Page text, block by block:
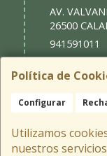
Política de
Configurar
Utilizamos
nuestros
AV.
26500
941591011
Horario
9:30 - 13:30 y